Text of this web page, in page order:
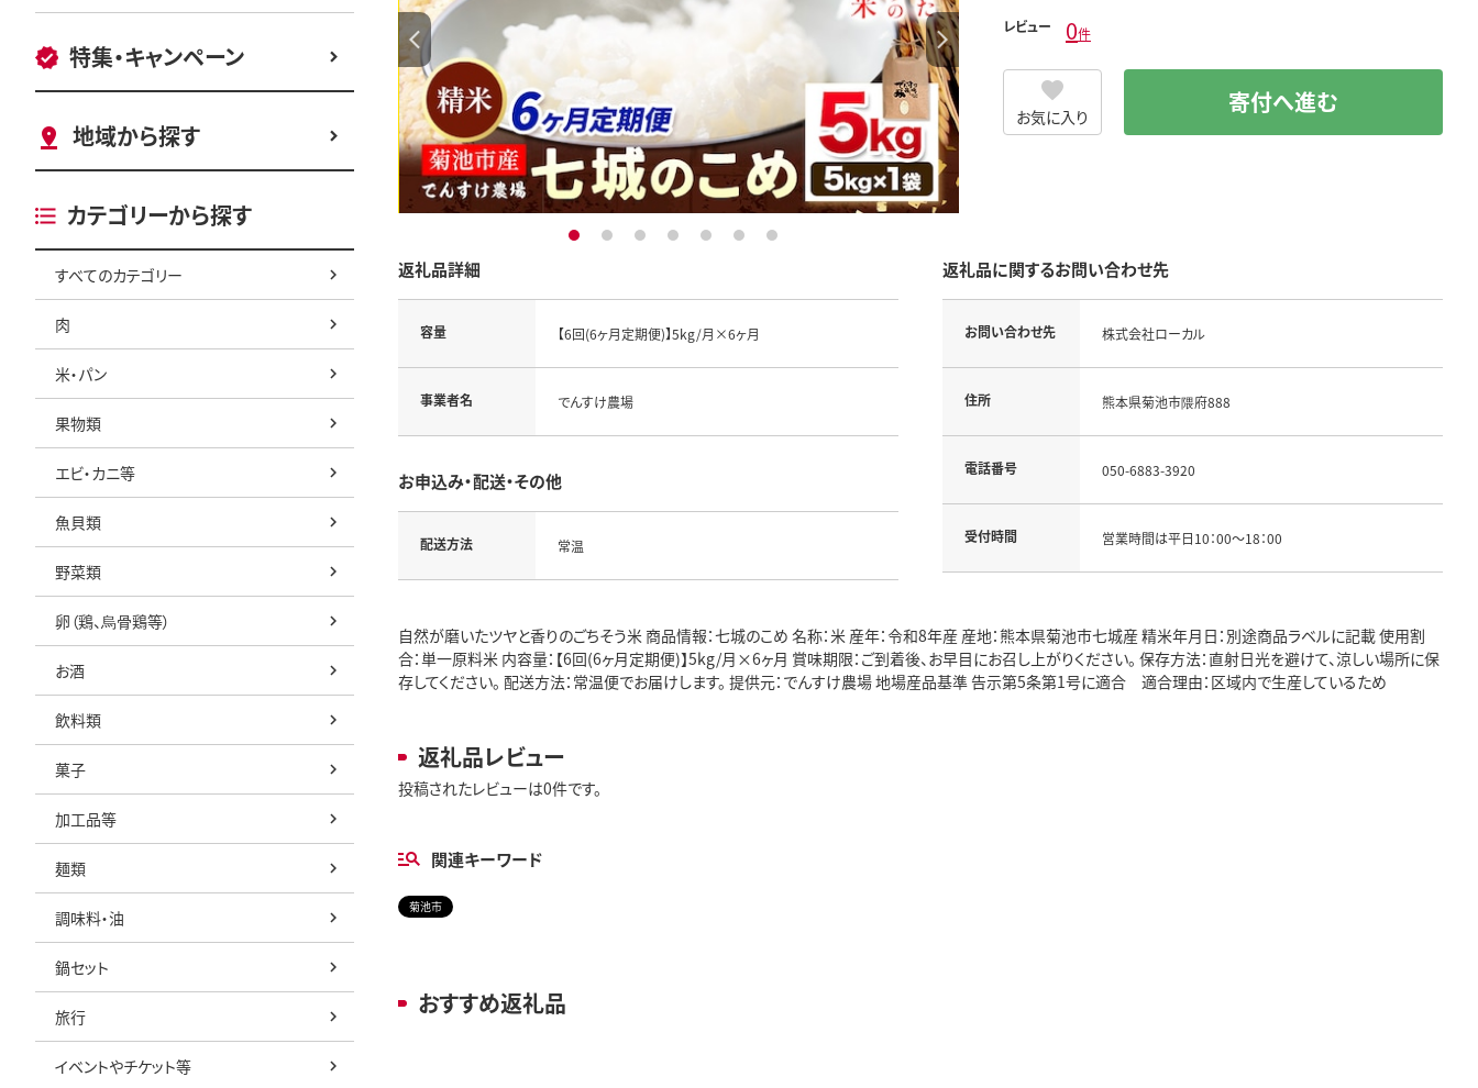
特集・キャンペーン
地域から探す
カテゴリーから探す
すべてのカテゴリー
肉
米・パン
果物類
エビ・カニ等
魚貝類
野菜類
卵（鶏、烏骨鶏等）
お酒
飲料類
菓子
加工品等
麺類
調味料・油
鍋セット
旅行
イベントやチケット等
1 2 3 4 5 6 7
レビュー 0件
お気に入り 寄付へ進む
返礼品詳細
容量 【6回(6ヶ月定期便)】5kg/月×6ヶ月
事業者名 でんすけ農場
お申込み・配送・その他
配送方法 常温
返礼品に関するお問い合わせ先
お問い合わせ先 株式会社ローカル
住所 熊本県菊池市隈府888
電話番号 050-6883-3920
受付時間 営業時間は平日10：00～18：00
自然が磨いたツヤと香りのごちそう米 商品情報：七城のこめ 名称：米 産年：令和8年産 産地：熊本県菊池市七城産 精米年月日：別途商品ラベルに記載 使用割
合：単一原料米 内容量：【6回(6ヶ月定期便)】5kg/月×6ヶ月 賞味期限：ご到着後、お早目にお召し上がりください。 保存方法：直射日光を避けて、涼しい場所に保
存してください。 配送方法：常温便でお届けします。 提供元：でんすけ農場 地場産品基準 告示第5条第1号に適合 適合理由：区域内で生産しているため
返礼品レビュー
投稿されたレビューは0件です。
関連キーワード
菊池市
おすすめ返礼品